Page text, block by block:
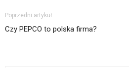
Poprzedni artykuł
Czy PEPCO to polska firma?